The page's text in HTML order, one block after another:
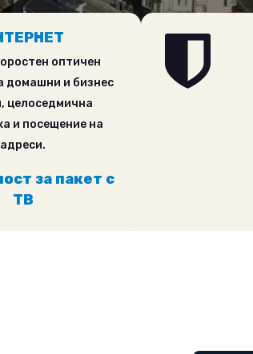
оптичен
домашни и бизнес
целоседмична
и посещение на
адреси.
за пакет с
ТВ